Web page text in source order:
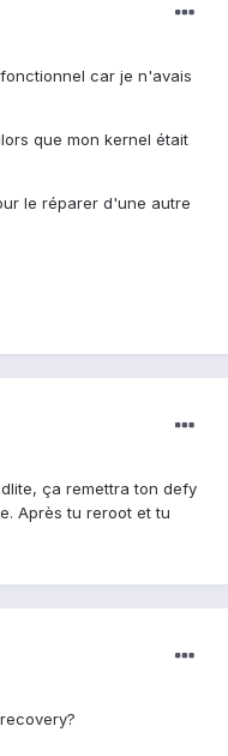
car je n'avais
que mon kernel était
le réparer d'une autre
ça remettra ton defy
Après tu reroot et tu